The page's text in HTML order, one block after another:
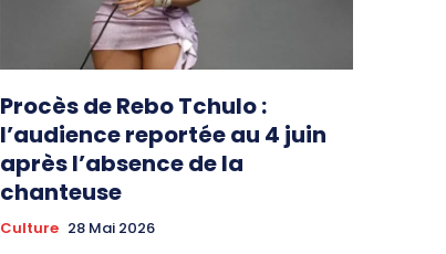
Procès de Rebo Tchulo :
l’audience reportée au 4 juin
après l’absence de la
chanteuse
Culture 28 Mai 2026